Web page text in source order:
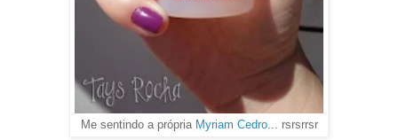
Me sentindo a própria Myriam Cedro... rsrsrrsr